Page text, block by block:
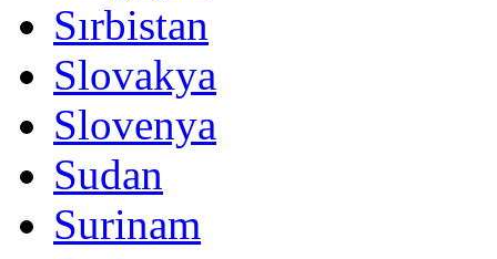
Sırbistan
Slovakya
Slovenya
Sudan
Surinam